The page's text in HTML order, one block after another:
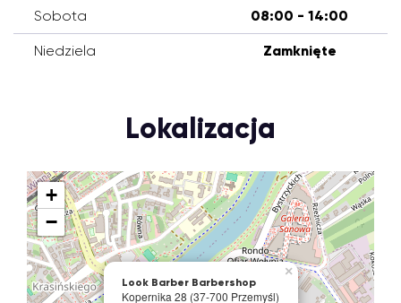
Sobota 08:00 - 14:00
Niedziela Zamknięte
Lokalizacja
Look Barber Barbershop
Kopernika 28 (37-700 Przemyśl)
×
+
−